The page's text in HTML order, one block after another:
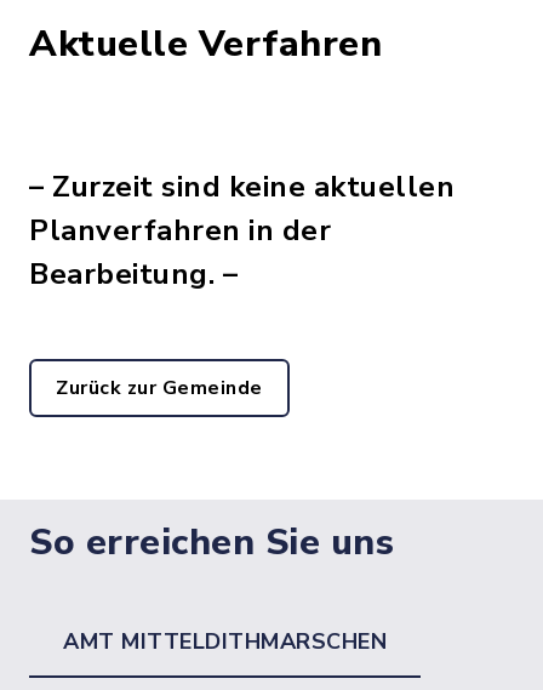
Aktuelle Verfahren
– Zurzeit sind keine aktuellen
Planverfahren in der
Bearbeitung. –
Zurück zur Gemeinde
So erreichen Sie uns
AMT MITTELDITHMARSCHEN